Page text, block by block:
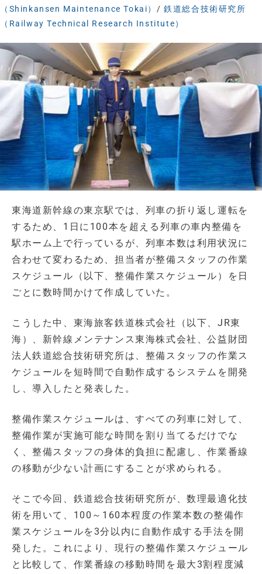
（Shinkansen Maintenance Tokai）/鉄道総合技術研究所
（Railway Technical Research Institute）
東海道新幹線の東京駅では、列車の折り返し運転を
するため、1日に100本を超える列車の車内整備を
駅ホーム上で行っているが、列車本数は利用状況に
合わせて変わるため、担当者が整備スタッフの作業
スケジュール（以下、整備作業スケジュール）を日
ごとに数時間かけて作成していた。
こうした中、東海旅客鉄道株式会社（以下、JR東
海）、新幹線メンテナンス東海株式会社、公益財団
法人鉄道総合技術研究所は、整備スタッフの作業ス
ケジュールを短時間で自動作成するシステムを開発
し、導入したと発表した。
整備作業スケジュールは、すべての列車に対して、
整備作業が実施可能な時間を割り当てるだけでな
く、整備スタッフの身体的負担に配慮し、作業番線
の移動が少ない計画にすることが求められる。
そこで今回、鉄道総合技術研究所が、数理最適化技
術を用いて、100～160本程度の作業本数の整備作
業スケジュールを3分以内に自動作成する手法を開
発した。これにより、現行の整備作業スケジュール
と比較して、作業番線の移動時間を最大3割程度減